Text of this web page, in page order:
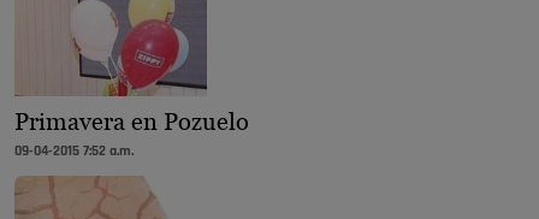
Primavera en Pozuelo
09-04-2015 7:52 a.m.